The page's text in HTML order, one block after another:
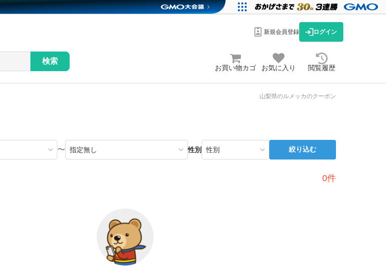
新規会員登録 ログイン
検索
お買い物カゴ お気に入り 閲覧履歴
山梨県のルメッカのクーポン
〜 性別 絞り込む
0件